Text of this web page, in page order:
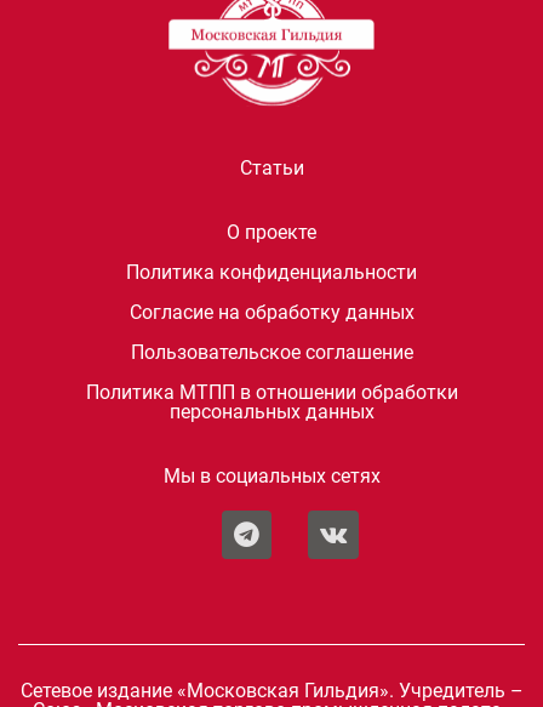
Статьи
О проекте
Политика конфиденциальности
Согласие на обработку данных
Пользовательское соглашение
Политика МТПП в отношении обработки
персональных данных
Мы в социальных сетях
Сетевое издание «Московская Гильдия». Учредитель –